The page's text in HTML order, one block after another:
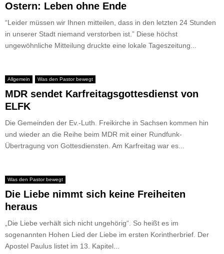
Ostern: Leben ohne Ende
“Leider müssen wir Ihnen mitteilen, dass in den letzten 24 Stunden
in unserer Stadt niemand verstorben ist.” Diese höchst
ungewöhnliche Mitteilung druckte eine lokale Tageszeitung...
Allgemein Was den Pastor bewegt
MDR sendet Karfreitagsgottesdienst von
ELFK
Die Gemeinden der Ev.-Luth. Freikirche in Sachsen kommen hin
und wieder an die Reihe beim MDR mit einer Rundfunk-
Übertragung von Gottesdiensten. Am Karfreitag war es...
Was den Pastor bewegt
Die Liebe nimmt sich keine Freiheiten
heraus
„Die Liebe verhält sich nicht ungehörig“. So heißt es im
sogenannten Hohen Lied der Liebe im ersten Korintherbrief. Der
Apostel Paulus listet im 13. Kapitel...